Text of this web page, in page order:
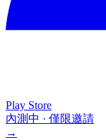
Play Store
內測中 · 僅限邀請
→